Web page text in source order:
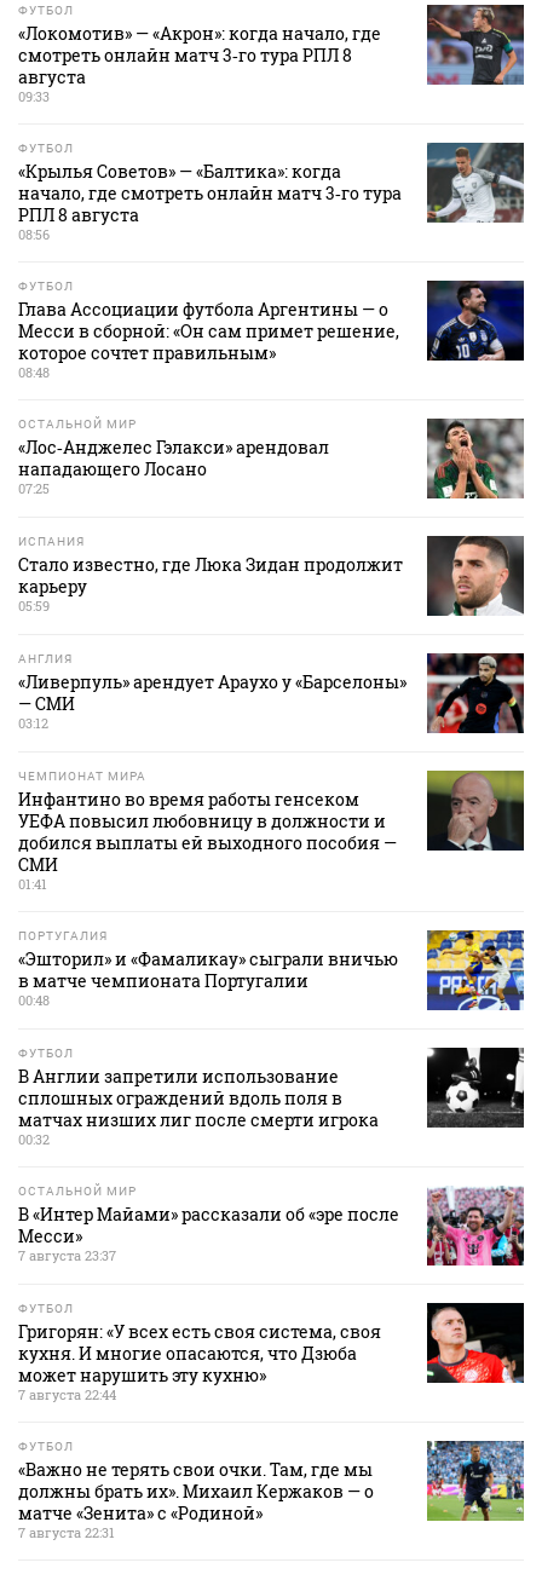
ФУТБОЛ
«Локомотив» — «Акрон»: когда начало, где
смотреть онлайн матч 3‑го тура РПЛ 8
августа
09:33
ФУТБОЛ
«Крылья Советов» — «Балтика»: когда
начало, где смотреть онлайн матч 3‑го тура
РПЛ 8 августа
08:56
ФУТБОЛ
Глава Ассоциации футбола Аргентины — о
Месси в сборной: «Он сам примет решение,
которое сочтет правильным»
08:48
ОСТАЛЬНОЙ МИР
«Лос‑Анджелес Гэлакси» арендовал
нападающего Лосано
07:25
ИСПАНИЯ
Стало известно, где Люка Зидан продолжит
карьеру
05:59
АНГЛИЯ
«Ливерпуль» арендует Араухо у «Барселоны»
— СМИ
03:12
ЧЕМПИОНАТ МИРА
Инфантино во время работы генсеком
УЕФА повысил любовницу в должности и
добился выплаты ей выходного пособия —
СМИ
01:41
ПОРТУГАЛИЯ
«Эшторил» и «Фамаликау» сыграли вничью
в матче чемпионата Португалии
00:48
ФУТБОЛ
В Англии запретили использование
сплошных ограждений вдоль поля в
матчах низших лиг после смерти игрока
00:32
ОСТАЛЬНОЙ МИР
В «Интер Майами» рассказали об «эре после
Месси»
7 августа 23:37
ФУТБОЛ
Григорян: «У всех есть своя система, своя
кухня. И многие опасаются, что Дзюба
может нарушить эту кухню»
7 августа 22:44
ФУТБОЛ
«Важно не терять свои очки. Там, где мы
должны брать их». Михаил Кержаков — о
матче «Зенита» с «Родиной»
7 августа 22:31